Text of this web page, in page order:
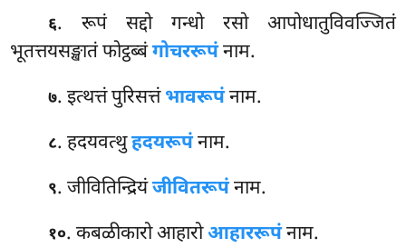
६. रूपं सद्दो गन्धो रसो आपोधातुविवज्जितं
भूतत्तयसङ्खातं फोट्ठब्बंगोचररूपंनाम.
७. इत्थत्तं पुरिसत्तंभावरूपंनाम.
८. हदयवत्थुहदयरूपंनाम.
९. जीवितिन्द्रियंजीवितरूपंनाम.
१०. कबळीकारो आहारोआहाररूपंनाम.